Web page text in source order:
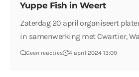
Yuppe Fish in Weert
Zaterdag 20 april organiseert
in samenwerking met Cwartier,
Geen reacties 4 april 2024 13:09